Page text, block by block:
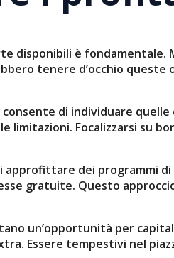
disponibili è
tenere d’occhio
di individuare
limitazioni. Focalizzarsi su
approfittare dei programmi
gratuite. Questo
un’opportunità per
Essere tempestivi nel